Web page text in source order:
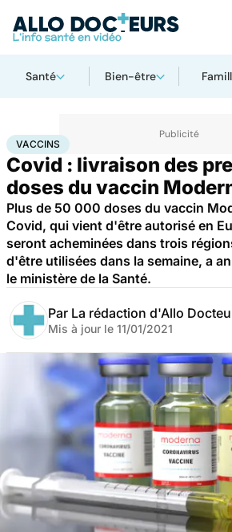
Santé Bien-être
AccueilSanté Vaccins
VACCINS
Covid : livraison des
doses du vaccin
Plus de 50 000 doses du vaccin
Covid, qui vient d'être autorisé en
seront acheminées dans trois
d'être utilisées dans la semaine, a
le ministère de la Santé.
Par La rédaction d'Allo
Mis à jour le 11/01/2021